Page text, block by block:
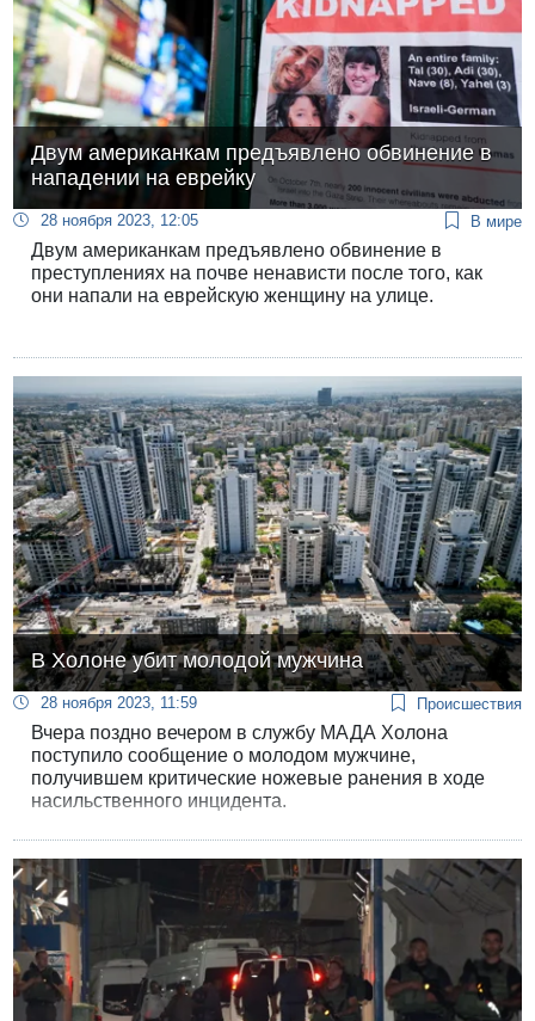
Двум американкам предъявлено обвинение в
нападении на еврейку
28 ноября 2023, 12:05 В мире
Двум американкам предъявлено обвинение в
преступлениях на почве ненависти после того, как
они напали на еврейскую женщину на улице.
В Холоне убит молодой мужчина
28 ноября 2023, 11:59 Происшествия
Вчера поздно вечером в службу МАДА Холона
поступило сообщение о молодом мужчине,
получившем критические ножевые ранения в ходе
насильственного инцидента.